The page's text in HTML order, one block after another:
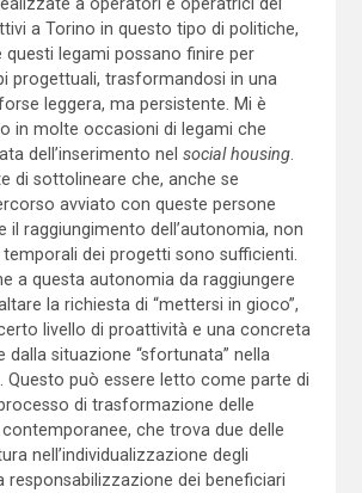
a Torino in questo tipo di politiche,
legami possano finire per
progettuali, trasformandosi in una
leggera, ma persistente. Mi è
in molte occasioni di legami che
dell’inserimento nel social housing.
di sottolineare che, anche se
avviato con queste persone
il raggiungimento dell’autonomia, non
dei progetti sono sufficienti.
a questa autonomia da raggiungere
la richiesta di “mettersi in gioco”,
livello di proattività e una concreta
dalla situazione “sfortunata” nella
Questo può essere letto come parte di
di trasformazione delle
che trova due delle
nell’individualizzazione degli
responsabilizzazione dei beneficiari